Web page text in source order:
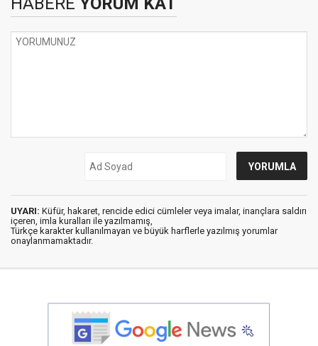
UYARI: Küfür, hakaret, rencide edici cümleler veya imalar, inançlara saldırı
içeren, imla kuralları ile yazılmamış,
Türkçe karakter kullanılmayan ve büyük harflerle yazılmış yorumlar
onaylanmamaktadır.